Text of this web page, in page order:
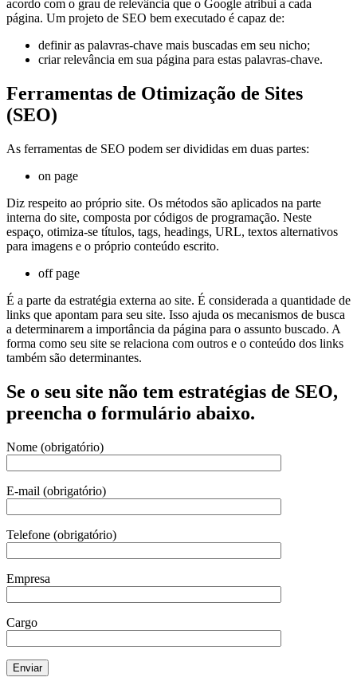
acordo com o grau de relevância que o Google atribui a cada
página. Um projeto de SEO bem executado é capaz de:
definir as palavras-chave mais buscadas em seu nicho;
criar relevância em sua página para estas palavras-chave.
Ferramentas de Otimização de Sites
(SEO)
As ferramentas de SEO podem ser divididas em duas partes:
on page
Diz respeito ao próprio site. Os métodos são aplicados na parte
interna do site, composta por códigos de programação. Neste
espaço, otimiza-se títulos, tags, headings, URL, textos alternativos
para imagens e o próprio conteúdo escrito.
off page
É a parte da estratégia externa ao site. É considerada a quantidade de
links que apontam para seu site. Isso ajuda os mecanismos de busca
a determinarem a importância da página para o assunto buscado. A
forma como seu site se relaciona com outros e o conteúdo dos links
também são determinantes.
Se o seu site não tem estratégias de SEO,
preencha o formulário abaixo.
Nome (obrigatório)
E-mail (obrigatório)
Telefone (obrigatório)
Empresa
Cargo